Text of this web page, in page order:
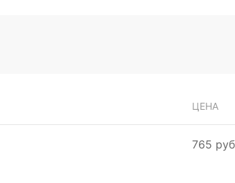
ЦЕНА
765